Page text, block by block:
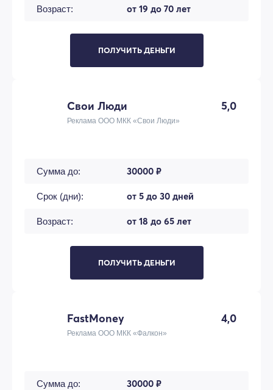
Возраст: от 19 до 70 лет
ПОЛУЧИТЬ ДЕНЬГИ
Свои Люди 5,0
Реклама ООО МКК «Свои Люди»
Сумма до: 30000 ₽
Срок (дни): от 5 до 30 дней
Возраст: от 18 до 65 лет
ПОЛУЧИТЬ ДЕНЬГИ
FastMoney 4,0
Реклама ООО МКК «Фалкон»
Сумма до: 30000 ₽